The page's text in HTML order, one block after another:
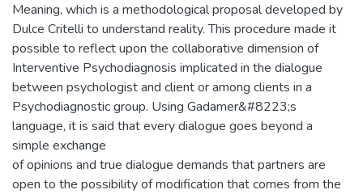
Meaning, which is a methodological proposal developed by
Dulce Critelli to understand reality. This procedure made it
possible to reflect upon the collaborative dimension of
Interventive Psychodiagnosis implicated in the dialogue
between psychologist and client or among clients in a
Psychodiagnostic group. Using Gadamer&#8223;s
language, it is said that every dialogue goes beyond a
simple exchange
of opinions and true dialogue demands that partners are
open to the possibility of modification that comes from the